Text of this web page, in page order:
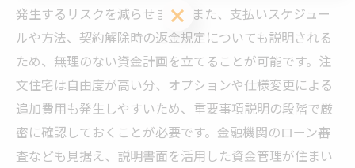
発生するリスクを減らせます。また、支払いスケジュー
ルや方法、契約解除時の返金規定についても説明される
ため、無理のない資金計画を立てることが可能です。注
文住宅は自由度が高い分、オプションや仕様変更による
追加費用も発生しやすいため、重要事項説明の段階で厳
密に確認しておくことが必要です。金融機関のローン審
査なども見据え、説明書面を活用した資金管理が住まい
お問い合わせ・資料請求はこちら